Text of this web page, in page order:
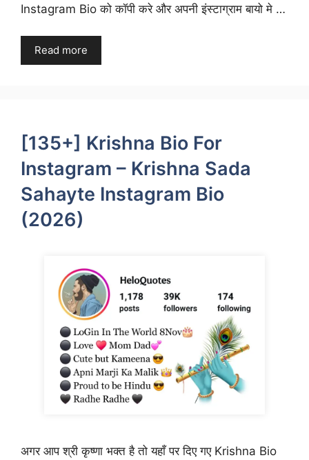
Instagram Bio को कॉपी करे और अपनी इंस्टाग्राम बायो मे …
Read more
[135+] Krishna Bio For
Instagram – Krishna Sada
Sahayte Instagram Bio
(2026)
अगर आप श्री कृष्णा भक्त है तो यहाँ पर दिए गए Krishna Bio